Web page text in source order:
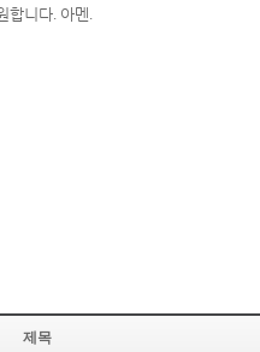
합니다. 아멘.
제목